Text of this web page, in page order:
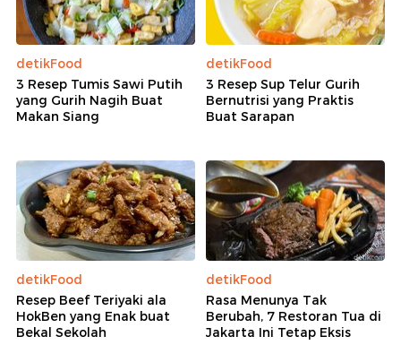
detikFood
3 Resep Tumis Sawi Putih
yang Gurih Nagih Buat
Makan Siang
detikFood
3 Resep Sup Telur Gurih
Bernutrisi yang Praktis
Buat Sarapan
detikFood
Resep Beef Teriyaki ala
HokBen yang Enak buat
Bekal Sekolah
detikFood
Rasa Menunya Tak
Berubah, 7 Restoran Tua di
Jakarta Ini Tetap Eksis